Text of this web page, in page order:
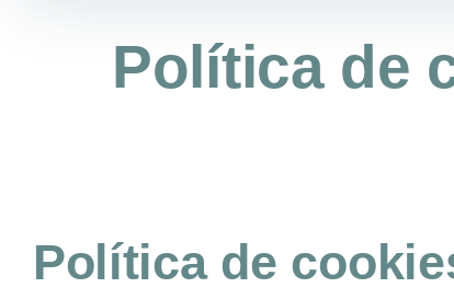
Política de
Política de